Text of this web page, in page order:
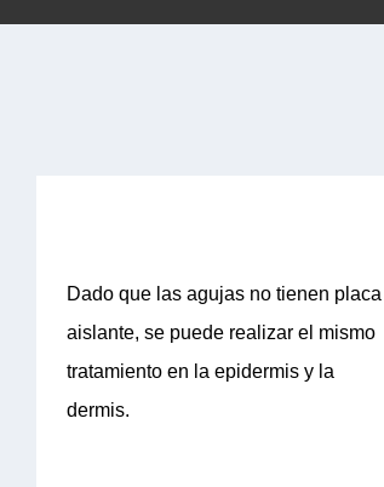
Dado que las agujas no tienen placa
aislante, se puede realizar el mismo
tratamiento en la epidermis y la
dermis.